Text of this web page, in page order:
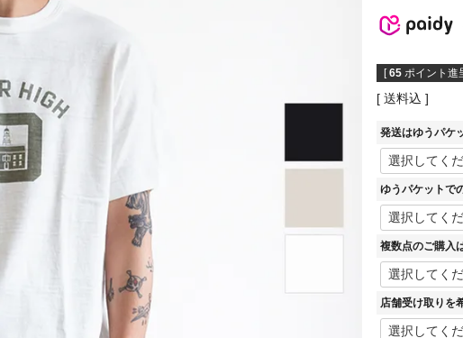
[ 65 ポイント進
送料込
発送はゆうパケ
ゆうパケットで
複数点のご購入
店舗受け取りを